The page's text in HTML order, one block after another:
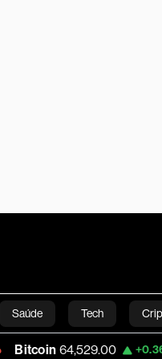
Saúde Tech
Linha Executiva
64,529.00 +0.36% Ibov